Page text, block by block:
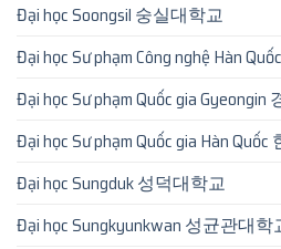
Đại học Soongsil 숭실대학교
Đại học Sư phạm Công nghệ Hàn
Đại học Sư phạm Quốc gia
Đại học Sư phạm Quốc gia Hàn
Đại học Sungduk 성덕대학교
Đại học Sungkyunkwan 성균관대학